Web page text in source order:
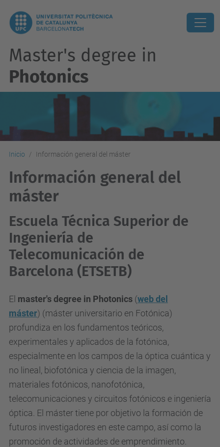
Master's degree in
Photonics
Inicio Información general del máster
Información general del
máster
Escuela Técnica Superior de
Ingeniería de
Telecomunicación de
Barcelona (ETSETB)
El master's degree in Photonics (web del
máster) (máster universitario en Fotónica)
profundiza en los fundamentos teóricos,
experimentales y aplicados de la fotónica,
especialmente en los campos de la óptica cuántica y
no lineal, biofotónica y ciencia de la imagen,
materiales fotónicos, nanofotónica,
telecomunicaciones y circuitos fotónicos e ingeniería
óptica. El máster tiene por objetivo la formación de
futuros investigadores en este campo, así como la
promoción de actividades de emprendimiento.